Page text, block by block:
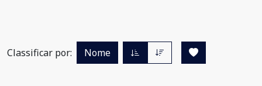
Classificar por: Nome